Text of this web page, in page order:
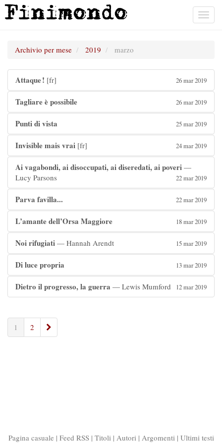
Archivio per mese 2019 marzo
Attaque ! [fr] 26 mar 2019
Tagliare è possibile 26 mar 2019
Punti di vista 25 mar 2019
Invisible mais vrai [fr] 24 mar 2019
Ai vagabondi, ai disoccupati, ai diseredati, ai poveri —
Lucy Parsons
22 mar 2019
Parva favilla... 22 mar 2019
L’amante dell’Orsa Maggiore 18 mar 2019
Noi rifugiati — Hannah Arendt 15 mar 2019
Di luce propria 13 mar 2019
Dietro il progresso, la guerra — Lewis Mumford 12 mar 2019
1 2 »
Pagina casuale | Feed RSS | Titoli | Autori | Argomenti | Ultimi testi